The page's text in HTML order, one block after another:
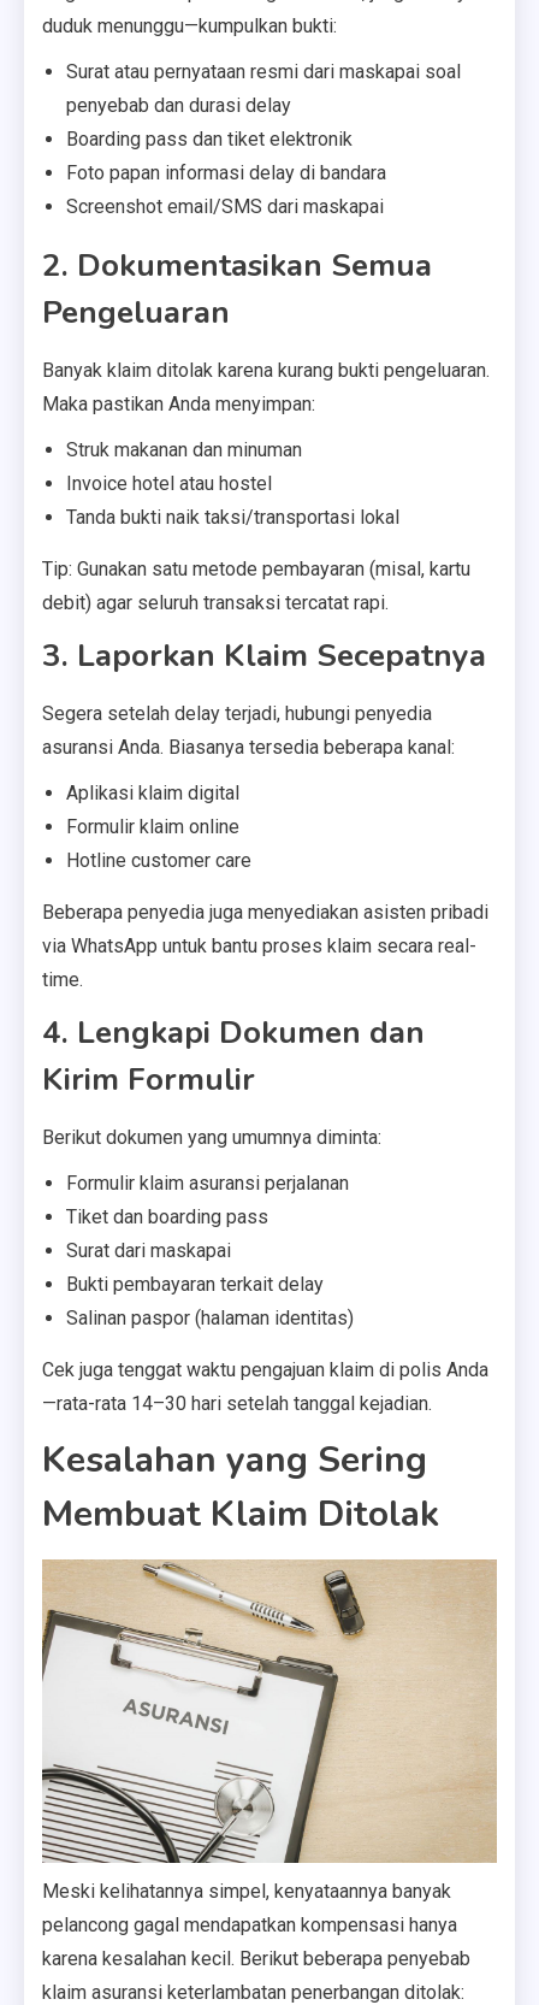
duduk menunggu—kumpulkan bukti:
Surat atau pernyataan resmi dari maskapai soal
penyebab dan durasi delay
Boarding pass dan tiket elektronik
Foto papan informasi delay di bandara
Screenshot email/SMS dari maskapai
2. Dokumentasikan Semua
Pengeluaran
Banyak klaim ditolak karena kurang bukti pengeluaran.
Maka pastikan Anda menyimpan:
Struk makanan dan minuman
Invoice hotel atau hostel
Tanda bukti naik taksi/transportasi lokal
Tip: Gunakan satu metode pembayaran (misal, kartu
debit) agar seluruh transaksi tercatat rapi.
3. Laporkan Klaim Secepatnya
Segera setelah delay terjadi, hubungi penyedia
asuransi Anda. Biasanya tersedia beberapa kanal:
Aplikasi klaim digital
Formulir klaim online
Hotline customer care
Beberapa penyedia juga menyediakan asisten pribadi
via WhatsApp untuk bantu proses klaim secara real-
time.
4. Lengkapi Dokumen dan
Kirim Formulir
Berikut dokumen yang umumnya diminta:
Formulir klaim asuransi perjalanan
Tiket dan boarding pass
Surat dari maskapai
Bukti pembayaran terkait delay
Salinan paspor (halaman identitas)
Cek juga tenggat waktu pengajuan klaim di polis Anda
—rata-rata 14–30 hari setelah tanggal kejadian.
Kesalahan yang Sering
Membuat Klaim Ditolak
Meski kelihatannya simpel, kenyataannya banyak
pelancong gagal mendapatkan kompensasi hanya
karena kesalahan kecil. Berikut beberapa penyebab
klaim asuransi keterlambatan penerbangan ditolak: